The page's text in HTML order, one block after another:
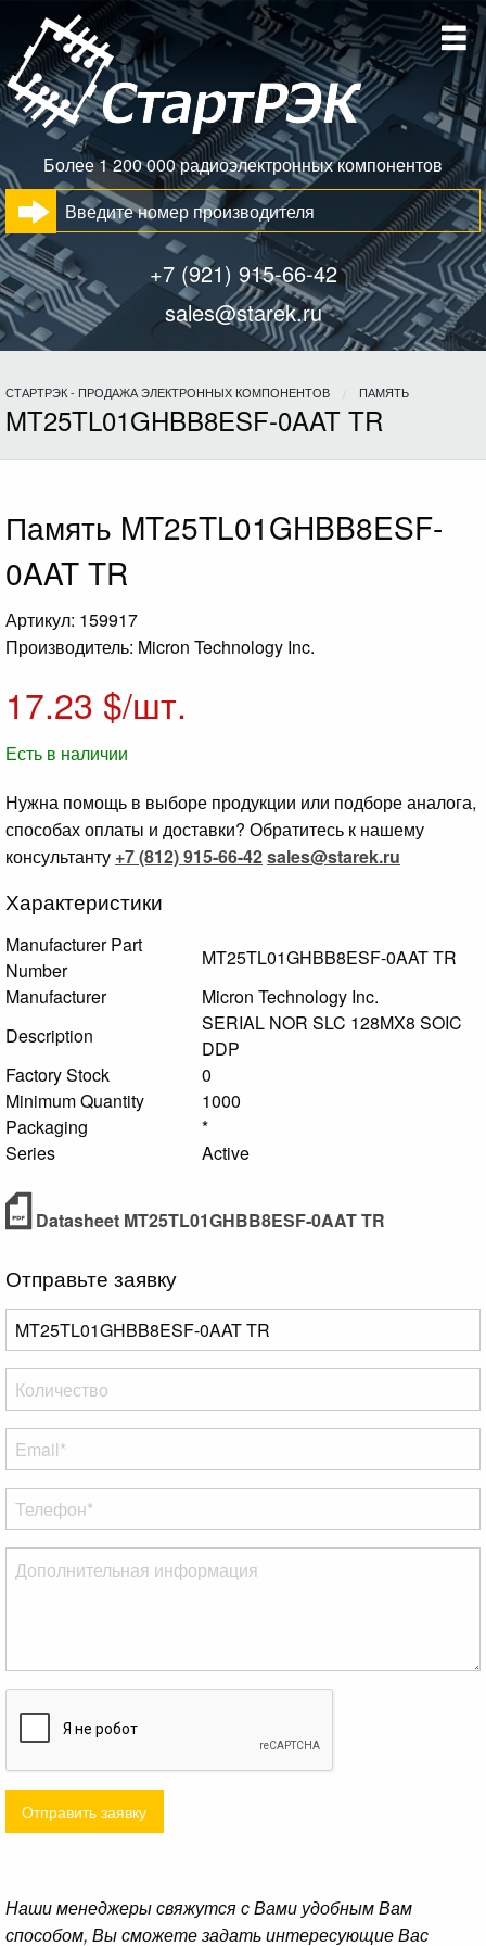
Более 1 200 000 радиоэлектронных компонентов
+7 (921) 915-66-42
sales@starek.ru
СТАРТРЭК - ПРОДАЖА ЭЛЕКТРОННЫХ КОМПОНЕНТОВ ПАМЯТЬ
MT25TL01GHBB8ESF-0AAT TR
Память MT25TL01GHBB8ESF-
0AAT TR
Артикул: 159917
Производитель: Micron Technology Inc.
17.23 $/шт.
Есть в наличии
Нужна помощь в выборе продукции или подборе аналога,
способах оплаты и доставки? Обратитесь к нашему
консультанту +7 (812) 915-66-42sales@starek.ru
Характеристики
Manufacturer Part
Number
MT25TL01GHBB8ESF-0AAT TR
Manufacturer
Micron Technology Inc.
Description
SERIAL NOR SLC 128MX8 SOIC
DDP
Factory Stock
0
Minimum Quantity
1000
Packaging
*
Series
Active
Datasheet MT25TL01GHBB8ESF-0AAT TR
Отправьте заявку
Отправить заявку
Наши менеджеры свяжутся с Вами удобным Вам
способом, Вы сможете задать интересующие Вас